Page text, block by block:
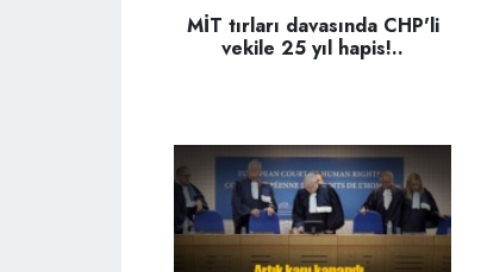
MİT tırları davasında CHP'li
vekile 25 yıl hapis!..